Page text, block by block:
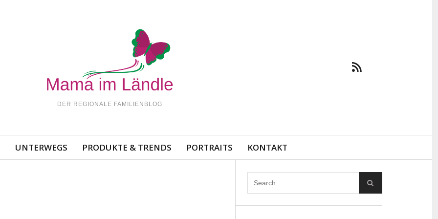
DER REGIONALE FAMILIENBLOG
UNTERWEGS PRODUKTE & TRENDS PORTRAITS KONTAKT